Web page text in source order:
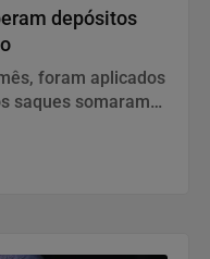
depósitos
foram aplicados
saques somaram